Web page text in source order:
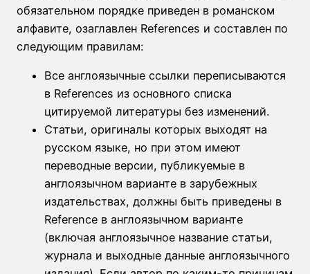
обязательном порядке приведен в романском
алфавите, озаглавлен References и составлен по
следующим правилам:
Все англоязычные ссылки переписываются
в References из основного списка
цитируемой литературы без изменений.
Статьи, оригиналы которых выходят на
русском языке, но при этом имеют
переводные версии, публикуемые в
англоязычном варианте в зарубежных
издательствах, должны быть приведены в
Reference в англоязычном варианте
(включая англоязычное название статьи,
журнала и выходные данные англоязычного